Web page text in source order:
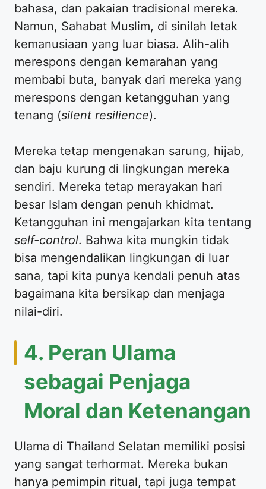
bahasa, dan pakaian tradisional mereka.
Namun, Sahabat Muslim, di sinilah letak
kemanusiaan yang luar biasa. Alih-alih
merespons dengan kemarahan yang
membabi buta, banyak dari mereka yang
merespons dengan ketangguhan yang
tenang (silent resilience).
Mereka tetap mengenakan sarung, hijab,
dan baju kurung di lingkungan mereka
sendiri. Mereka tetap merayakan hari
besar Islam dengan penuh khidmat.
Ketangguhan ini mengajarkan kita tentang
self-control. Bahwa kita mungkin tidak
bisa mengendalikan lingkungan di luar
sana, tapi kita punya kendali penuh atas
bagaimana kita bersikap dan menjaga
nilai-diri.
4. Peran Ulama
sebagai Penjaga
Moral dan Ketenangan
Ulama di Thailand Selatan memiliki posisi
yang sangat terhormat. Mereka bukan
hanya pemimpin ritual, tapi juga tempat